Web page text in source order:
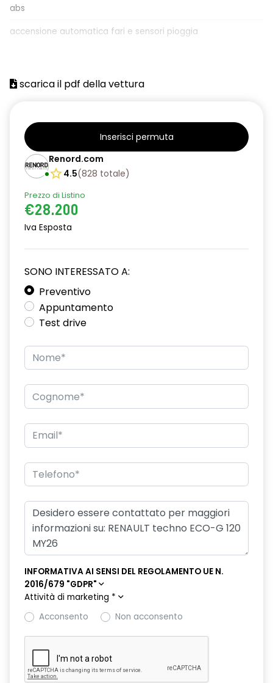
abs
accensione automatica fari e sensori pioggia
Aggiornamento del sistema, incluso per 5 anni
airbag laterali a tendina anteriori e posteriori
alzacristalli posteriori elettrici impulsionali
assistenza alla frenata d'emergenza
attacco isofix
azacristalli anteriori elettrici e impulsionali
cerchi in lega da 18''
climatizzatore automatico
design cerchi in lega da 18'' diamantati black hole
distance warning avviso distanza di sicurezza
doppio fondo bagagliaio
driver display 10''
eCall funzionalità soggetta a copertura di rete;
compatibilità 2G/3G o 4G/5G a seconda del veicolo
emergency lane keep assist assistenza d'emergenza al
mantenimento della corsia
fari posteriori FULL LED 3D con firma luminosa dinamica C-
SHAPE
frecce di direzione
freno di stazionamento elettrico con funzione Auto-Hold
HARM02
indicatore cambio marcia
scarica il pdf della vettura
Inserisci permuta
Renord.com
4.5(828 totale)
Prezzo di Listino
€28.200
Iva Esposta
SONO INTERESSATO A:
Preventivo
Appuntamento
Test drive
INFORMATIVA AI SENSI DEL REGOLAMENTO UE N.
2016/679 "GDPR"
Attività di marketing *
Acconsento
Non acconsento